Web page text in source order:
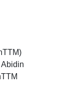
(CenTTM)
Abidin